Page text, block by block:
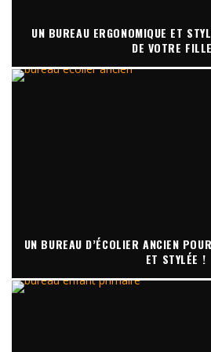
UN BUREAU ERGONOMIQUE ET
DE VOTRE
UN BUREAU D’ÉCOLIER ANCIEN
ET STYLÉE !